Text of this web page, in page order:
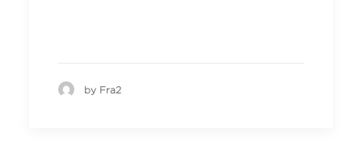
by Fra2